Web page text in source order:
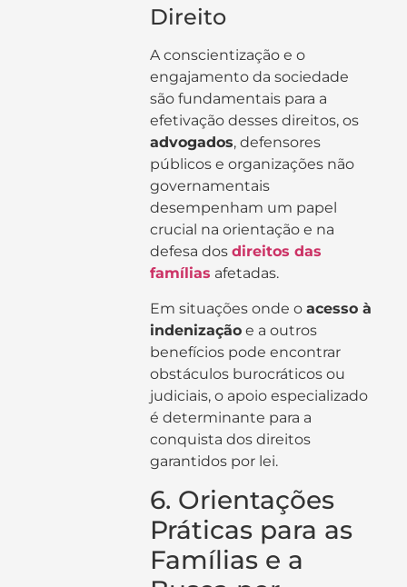
Direito
A conscientização e o
engajamento da sociedade
são fundamentais para a
efetivação desses direitos, os
advogados, defensores
públicos e organizações não
governamentais
desempenham um papel
crucial na orientação e na
defesa dos direitos das
famílias afetadas.
Em situações onde o acesso à
indenização e a outros
benefícios pode encontrar
obstáculos burocráticos ou
judiciais, o apoio especializado
é determinante para a
conquista dos direitos
garantidos por lei.
6. Orientações
Práticas para as
Famílias e a